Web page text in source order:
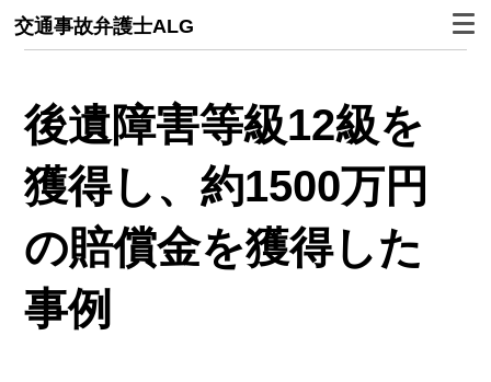
交通事故弁護士ALG
後遺障害等級12級を
獲得し、約1500万円
の賠償金を獲得した
事例